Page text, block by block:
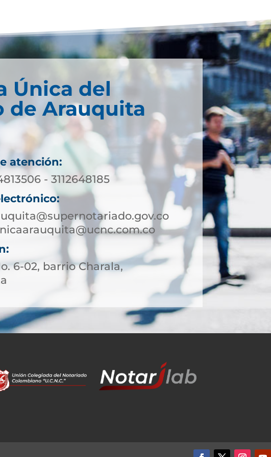
Única del
de Arauquita
atención:
- 3112648185
6-02, barrio Charala,